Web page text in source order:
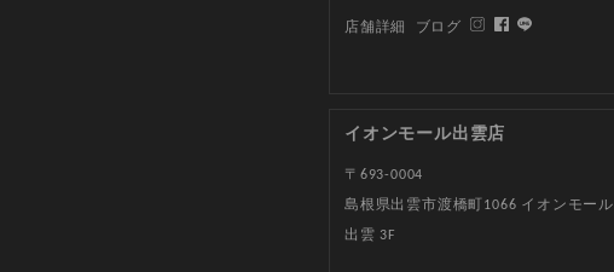
店舗詳細 ブログ
イオンモール出雲店
〒693-0004
島根県出雲市渡橋町1066 イオンモール
出雲 3F